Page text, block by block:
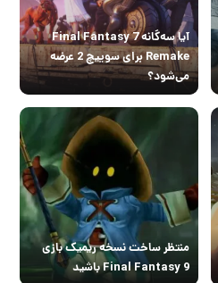
آیا سه‌گانه Final Fantasy 7
Remake برای سوییچ 2 عرضه
می‌شود؟
منتظر ساخت نسخه ریمیک بازی
Final Fantasy 9 باشید